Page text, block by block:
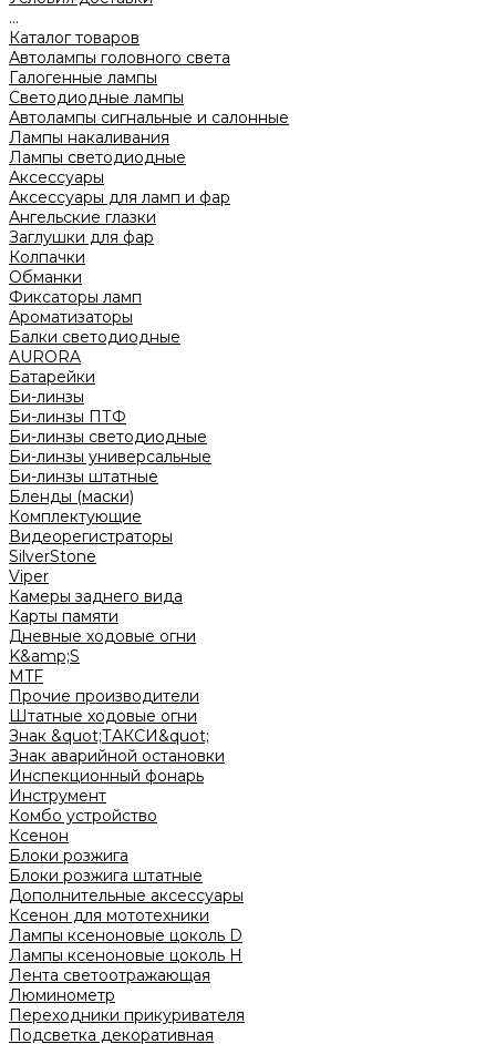
...
Каталог товаров
Автолампы головного света
Галогенные лампы
Светодиодные лампы
Автолампы сигнальные и салонные
Лампы накаливания
Лампы светодиодные
Аксессуары
Аксессуары для ламп и фар
Ангельские глазки
Заглушки для фар
Колпачки
Обманки
Фиксаторы ламп
Ароматизаторы
Балки светодиодные
AURORA
Батарейки
Би-линзы
Би-линзы ПТФ
Би-линзы светодиодные
Би-линзы универсальные
Би-линзы штатные
Бленды (маски)
Комплектующие
Видеорегистраторы
SilverStone
Viper
Камеры заднего вида
Карты памяти
Дневные ходовые огни
K&amp;S
MTF
Прочие производители
Штатные ходовые огни
Знак &quot;ТАКСИ&quot;
Знак аварийной остановки
Инспекционный фонарь
Инструмент
Комбо устройство
Ксенон
Блоки розжига
Блоки розжига штатные
Дополнительные аксессуары
Ксенон для мототехники
Лампы ксеноновые цоколь D
Лампы ксеноновые цоколь H
Лента светоотражающая
Люминометр
Переходники прикуривателя
Подсветка декоративная